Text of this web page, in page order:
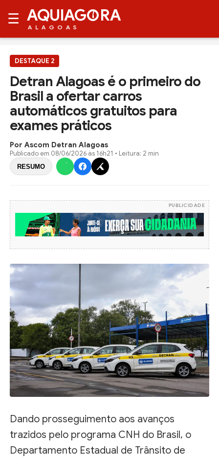
☰ AQUIAG RA
ALAGOAS
DESTAQUE 2
Detran Alagoas é o primeiro do
Brasil a ofertar carros
automáticos gratuitos para
exames práticos
Por Ascom Detran Alagoas
Publicado em 08/06/2026 às 16h21 • Leitura: 2 min
RESUMO
PUBLICIDADE
Dando prosseguimento aos avanços
trazidos pelo programa CNH do Brasil, o
Departamento Estadual de Trânsito de